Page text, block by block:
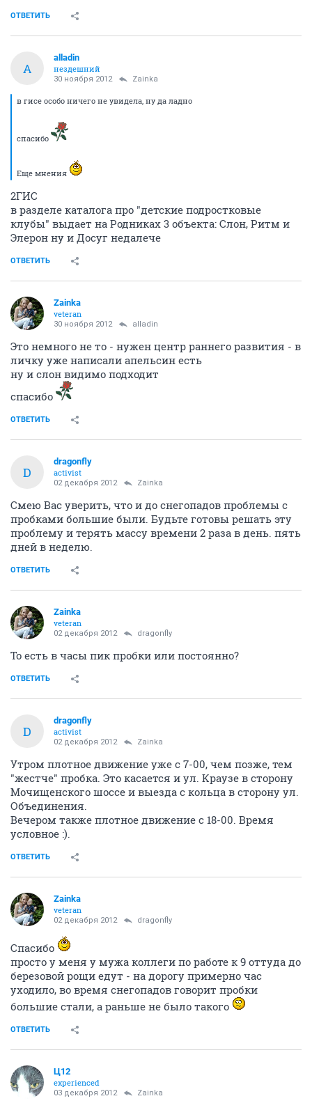
ОТВЕТИТЬ
A
alladin
нездешний
30 ноября 2012 Zainka
в гисе особо ничего не увидела, ну да ладно
спасибо
Еще мнения
2ГИС
в разделе каталога про "детские подростковые
клубы" выдает на Родниках 3 объекта: Слон, Ритм и
Элерон ну и Досуг недалече
ОТВЕТИТЬ
Zainka
veteran
30 ноября 2012 alladin
Это немного не то - нужен центр раннего развития - в
личку уже написали апельсин есть
ну и слон видимо подходит
спасибо
ОТВЕТИТЬ
D
dragonfly
activist
02 декабря 2012 Zainka
Смею Вас уверить, что и до снегопадов проблемы с
пробками большие были. Будьте готовы решать эту
проблему и терять массу времени 2 раза в день. пять
дней в неделю.
ОТВЕТИТЬ
Zainka
veteran
02 декабря 2012 dragonfly
То есть в часы пик пробки или постоянно?
ОТВЕТИТЬ
D
dragonfly
activist
02 декабря 2012 Zainka
Утром плотное движение уже с 7-00, чем позже, тем
"жестче" пробка. Это касается и ул. Краузе в сторону
Мочищенского шоссе и выезда с кольца в сторону ул.
Объединения.
Вечером также плотное движение с 18-00. Время
условное :).
ОТВЕТИТЬ
Zainka
veteran
02 декабря 2012 dragonfly
Спасибо
просто у меня у мужа коллеги по работе к 9 оттуда до
березовой рощи едут - на дорогу примерно час
уходило, во время снегопадов говорит пробки
большие стали, а раньше не было такого
ОТВЕТИТЬ
Ц12
experienced
03 декабря 2012 Zainka